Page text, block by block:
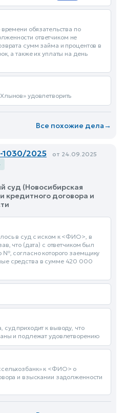
обязательства по
ответчиком не
сумм займа и процентов в
а также их уплаты на день
удовлетворить
Все похожие дела→
2025 от 24.09.2025
суд (Новосибирская
кредитного договора и
в суд с иском к <ФИО>, в
что (дата) с ответчиком был
№, согласно которого заемщику
средства в сумме 420 000
приходит к выводу, что
и подлежат удовлетворению
к <ФИО> о
и взыскании задолженности